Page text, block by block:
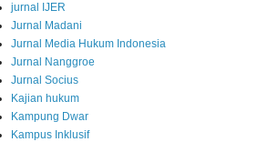
jurnal IJER
Jurnal Madani
Jurnal Media Hukum Indonesia
Jurnal Nanggroe
Jurnal Socius
Kajian hukum
Kampung Dwar
Kampus Inklusif